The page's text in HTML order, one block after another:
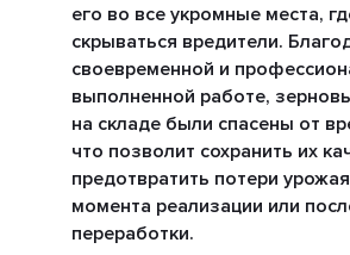
его во все укромные места,
скрываться вредители.
своевременной и
выполненной работе,
на складе были спасены от
что позволит сохранить их
предотвратить потери
момента реализации или
переработки.